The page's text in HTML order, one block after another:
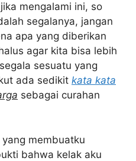
mengalami ini, so
segalanya, jangan
apa yang diberikan
agar kita bisa lebih
sesuatu yang
ada sedikit kata kata
sebagai curahan
membuatku
bahwa kelak aku